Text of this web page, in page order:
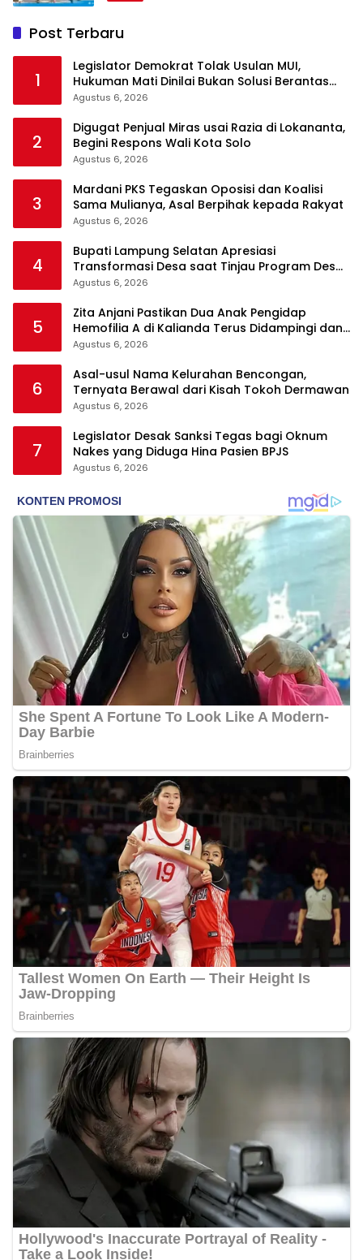
Post Terbaru
1
Legislator Demokrat Tolak Usulan MUI,
Hukuman Mati Dinilai Bukan Solusi Berantas
Korupsi
Agustus 6, 2026
2
Digugat Penjual Miras usai Razia di Lokananta,
Begini Respons Wali Kota Solo
Agustus 6, 2026
3
Mardani PKS Tegaskan Oposisi dan Koalisi
Sama Mulianya, Asal Berpihak kepada Rakyat
Agustus 6, 2026
4
Bupati Lampung Selatan Apresiasi
Transformasi Desa saat Tinjau Program Desa
Helau di Natar
Agustus 6, 2026
5
Zita Anjani Pastikan Dua Anak Pengidap
Hemofilia A di Kalianda Terus Didampingi dan
Dijamin Akses Kesehatan
Agustus 6, 2026
6
Asal-usul Nama Kelurahan Bencongan,
Ternyata Berawal dari Kisah Tokoh Dermawan
Agustus 6, 2026
7
Legislator Desak Sanksi Tegas bagi Oknum
Nakes yang Diduga Hina Pasien BPJS
Agustus 6, 2026